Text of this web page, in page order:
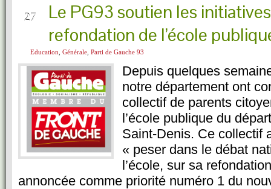
27
Le PG93 soutien les
refondation de l’école
Education Générale Parti de Gauche 93
Depuis quelques
notre département ont
collectif de parents
l’école publique du
Saint-Denis. Ce collectif
« peser dans le débat
l’école, sur sa
annoncée comme priorité numéro 1 du